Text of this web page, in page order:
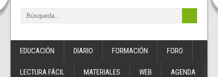
EDUCACIÓN DIARIO FORMACIÓN FORO
LECTURA FÁCIL MATERIALES WEB AGENDA